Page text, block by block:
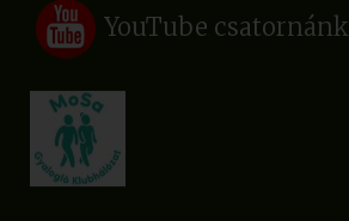
YouTube csatornánk